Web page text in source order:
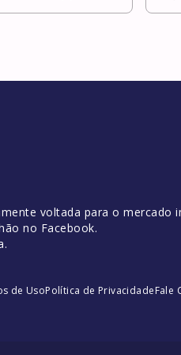
voltada para o mercado
no Facebook.
de UsoPolítica de PrivacidadeFale